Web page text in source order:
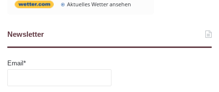
Aktuelles Wetter ansehen
Newsletter
Email*